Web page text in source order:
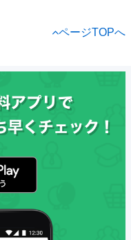
ページTOPへ